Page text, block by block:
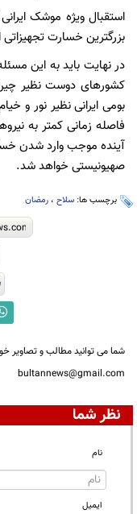
استقبال ویژه موشک
بزرگترین خسارت
در نهایت باید به این
کشورهای دوست نظیر چین
بومی ایرانی نظیر نور و
فاصله زمانی کمتر به
آینده موجب وارد شدن
صهیونیستی خواهد شد.
برچسب ها: سلاح‌ ، رمضان
شما می توانید مطالب و تصاویر
bultannews@gmail.com
نظر شما
نام
ایمیل